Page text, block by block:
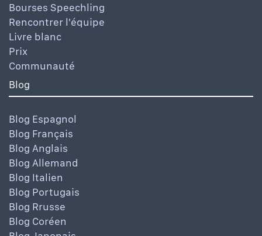
Bourses Speechling
Rencontrer l'équipe
Livre blanc
Prix
Communauté
Blog
Blog Espagnol
Blog Français
Blog Anglais
Blog Allemand
Blog Italien
Blog Portugais
Blog Rrusse
Blog Coréen